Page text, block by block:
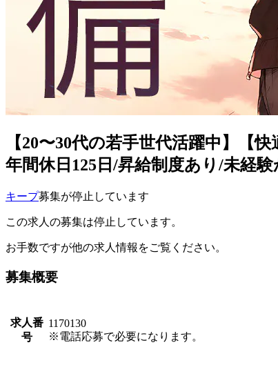
【20〜30代の若手世代活躍中】【
年間休日125日/昇給制度あり/未経
キープ募集が停止しています
この求人の募集は停止しています。
お手数ですが他の求人情報をご覧ください。
募集概要
求人番
号
1170130
※電話応募で必要になります。